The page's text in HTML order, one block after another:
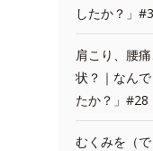
したか？」
肩こり、腰
状？｜なん
たか？」#28
むくみを（